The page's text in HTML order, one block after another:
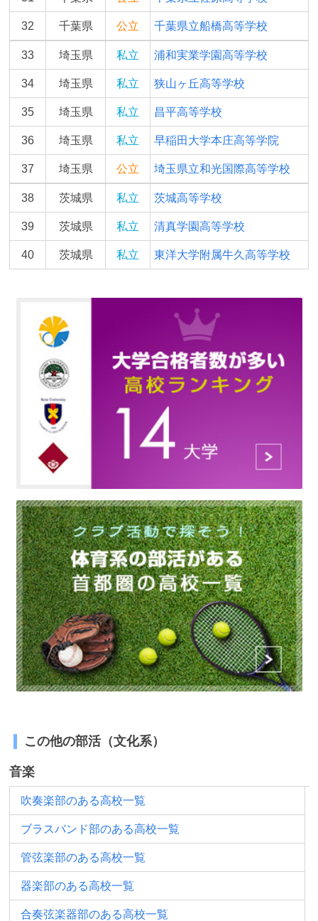
32 千葉県 公立 千葉県立船橋高等学校
33 埼玉県 私立 浦和実業学園高等学校
34 埼玉県 私立 狭山ヶ丘高等学校
35 埼玉県 私立 昌平高等学校
36 埼玉県 私立 早稲田大学本庄高等学院
37 埼玉県 公立 埼玉県立和光国際高等学校
38 茨城県 私立 茨城高等学校
39 茨城県 私立 清真学園高等学校
40 茨城県 私立 東洋大学附属牛久高等学校
この他の部活（文化系）
音楽
吹奏楽部のある高校一覧
ブラスバンド部のある高校一覧
管弦楽部のある高校一覧
器楽部のある高校一覧
合奏弦楽器部のある高校一覧